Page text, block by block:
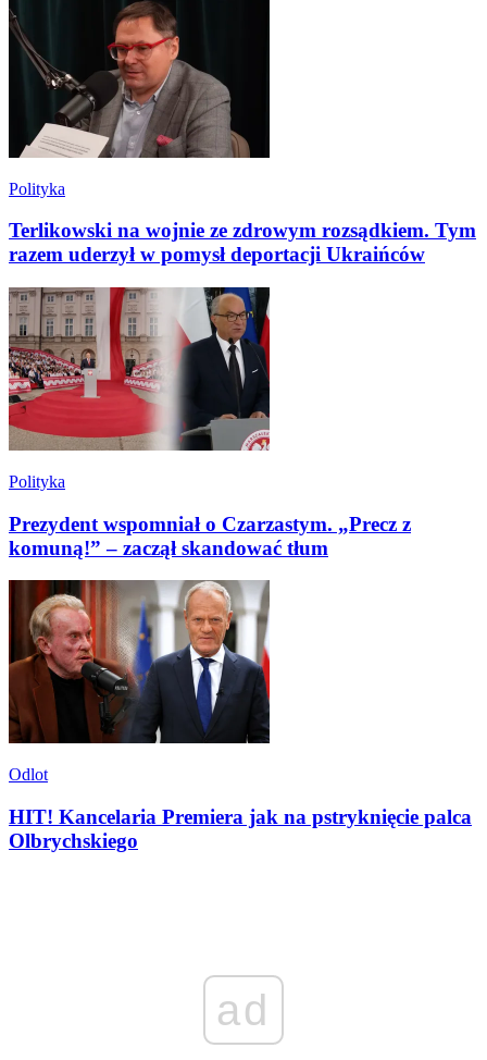
Polityka
Terlikowski na wojnie ze zdrowym rozsądkiem. Tym
razem uderzył w pomysł deportacji Ukraińców
Polityka
Prezydent wspomniał o Czarzastym. „Precz z
komuną!” – zaczął skandować tłum
Odlot
HIT! Kancelaria Premiera jak na pstryknięcie palca
Olbrychskiego
ad